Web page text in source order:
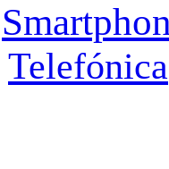
Telefónica